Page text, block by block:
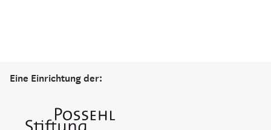
Eine Einrichtung der: